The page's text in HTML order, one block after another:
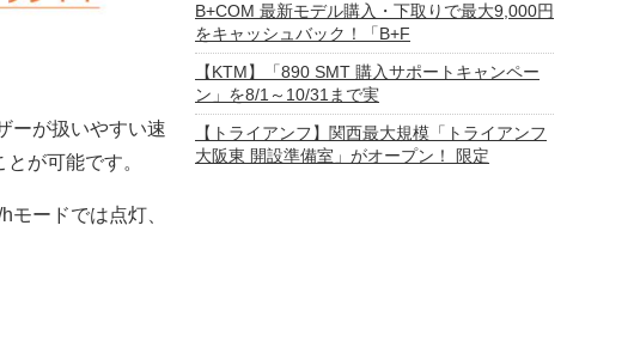
ーが扱いやすい速
が可能です。
ードでは点灯、
B+COM 最新モデル購入・下取りで最大9,000円
をキャッシュバック！「B+F
【KTM】「890 SMT 購入サポートキャンペー
ン」を8/1～10/31まで実
【トライアンフ】関西最大規模「トライアンフ
大阪東 開設準備室」がオープン！ 限定